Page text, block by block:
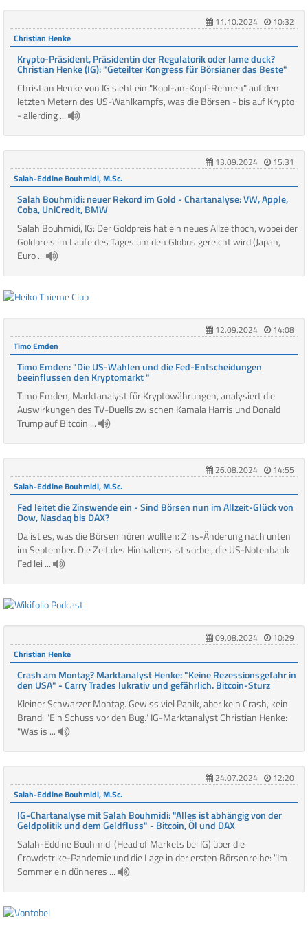
11.10.2024
10:32
Christian Henke
Krypto-Präsident, Präsidentin der Regulatorik oder lame duck?
Christian Henke (IG): "Geteilter Kongress für Börsianer das Beste"
Christian Henke von IG sieht ein "Kopf-an-Kopf-Rennen" auf den
letzten Metern des US-Wahlkampfs, was die Börsen - bis auf Krypto
- allerding ...
13.09.2024
15:31
Salah-Eddine Bouhmidi, M.Sc.
Salah Bouhmidi: neuer Rekord im Gold - Chartanalyse: VW, Apple,
Coba, UniCredit, BMW
Salah Bouhmidi, IG: Der Goldpreis hat ein neues Allzeithoch, wobei der
Goldpreis im Laufe des Tages um den Globus gereicht wird (Japan,
Euro ...
12.09.2024
14:08
Timo Emden
Timo Emden: "Die US-Wahlen und die Fed-Entscheidungen
beeinflussen den Kryptomarkt "
Timo Emden, Marktanalyst für Kryptowährungen, analysiert die
Auswirkungen des TV-Duells zwischen Kamala Harris und Donald
Trump auf Bitcoin ...
26.08.2024
14:55
Salah-Eddine Bouhmidi, M.Sc.
Fed leitet die Zinswende ein - Sind Börsen nun im Allzeit-Glück von
Dow, Nasdaq bis DAX?
Da ist es, was die Börsen hören wollten: Zins-Änderung nach unten
im September. Die Zeit des Hinhaltens ist vorbei, die US-Notenbank
Fed lei ...
09.08.2024
10:29
Christian Henke
Crash am Montag? Marktanalyst Henke: "Keine Rezessionsgefahr in
den USA" - Carry Trades lukrativ und gefährlich. Bitcoin-Sturz
Kleiner Schwarzer Montag. Gewiss viel Panik, aber kein Crash, kein
Brand: "Ein Schuss vor den Bug." IG-Marktanalyst Christian Henke:
"Was is ...
24.07.2024
12:20
Salah-Eddine Bouhmidi, M.Sc.
IG-Chartanalyse mit Salah Bouhmidi: "Alles ist abhängig von der
Geldpolitik und dem Geldfluss" - Bitcoin, Öl und DAX
Salah-Eddine Bouhmidi (Head of Markets bei IG) über die
Crowdstrike-Pandemie und die Lage in der ersten Börsenreihe: "Im
Sommer ein dünneres ...